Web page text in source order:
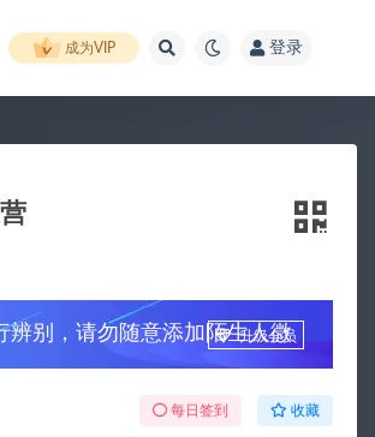
成为VIP 登录
辨别，请勿随意添加陌生人微
升级会员
每日签到 收藏